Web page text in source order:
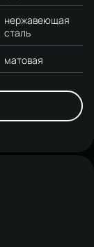
нержавеющая
сталь
матовая